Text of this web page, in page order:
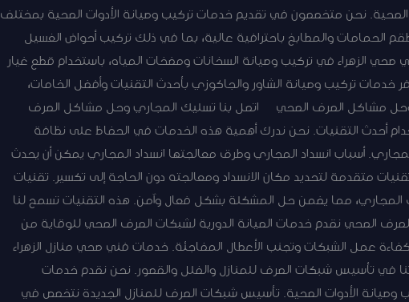
الصحية. نحن متخصصون في تقديم خدمات تركيب وصيانة الأدوات الصحية بمختلف
الحمامات والمطابخ باحترافية عالية، بما في ذلك تركيب أحواض الغسيل
الزهراء في تركيب وصيانة السخانات ومضخات المياه، باستخدام قطع غيار
خدمات تركيب وصيانة الشاور والجاكوزي بأحدث التقنيات وأفضل الخامات،
مشاكل الصرف الصحي اتصل بنا تسليك المجاري وحل مشاكل الصرف
أحدث التقنيات. نحن ندرك أهمية هذه الخدمات في الحفاظ على نظافة
أسباب انسداد المجاري وطرق معالجتها انسداد المجاري يمكن أن يحدث
متقدمة لتحديد مكان الانسداد ومعالجته دون الحاجة إلى تكسير. تقنيات
المجاري، مما يضمن حل المشكلة بشكل فعال وآمن. هذه التقنيات تسمح لنا
الصحي نقدم خدمات الصيانة الدورية لشبكات الصرف الصحي للوقاية من
عمل الشبكات وتجنب الأعطال المفاجئة. خدمات فني صحي منازل الزهراء
في تأسيس شبكات الصرف للمنازل والفلل والقصور. نحن نقدم خدمات
الأدوات الصحية. تأسيس شبكات الصرف للمنازل الجديدة نتخصص في